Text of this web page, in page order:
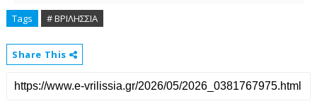
Tags # ΒΡΙΛΗΣΣΙΑ
Share This